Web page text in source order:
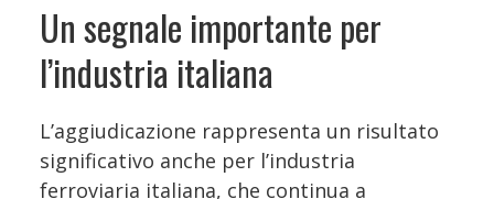
Un segnale importante per
l’industria italiana
L’aggiudicazione rappresenta un risultato
significativo anche per l’industria
ferroviaria italiana, che continua a